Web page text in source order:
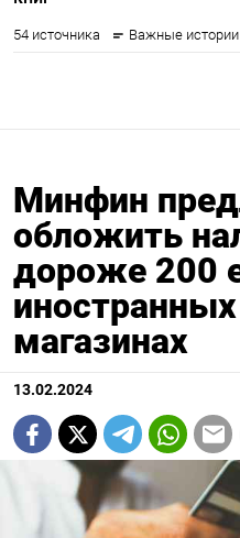
Минфин
обложить
дороже 200
магазинах
13.02.2024